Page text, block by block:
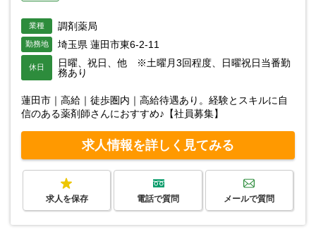
業種 調剤薬局
勤務地 埼玉県 蓮田市東6-2-11
休日
日曜、祝日、他 ※土曜月3回程度、日曜祝日当番勤
務あり
蓮田市｜高給｜徒歩圏内｜高給待遇あり。経験とスキルに自
信のある薬剤師さんにおすすめ♪【社員募集】
求人情報を詳しく見てみる
求人を保存 電話で質問 メールで質問